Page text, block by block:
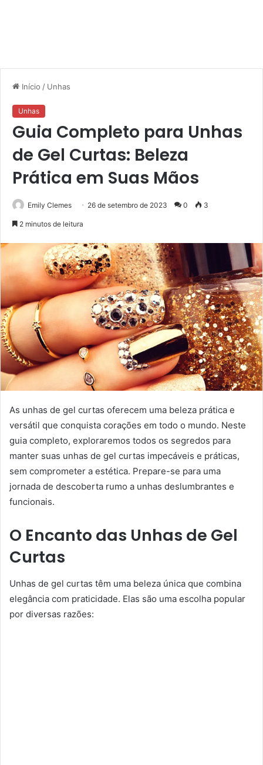
Início / Unhas
Unhas
Guia Completo para Unhas
de Gel Curtas: Beleza
Prática em Suas Mãos
Emily Clemes 26 de setembro de 2023 0 3
2 minutos de leitura
As unhas de gel curtas oferecem uma beleza prática e
versátil que conquista corações em todo o mundo. Neste
guia completo, exploraremos todos os segredos para
manter suas unhas de gel curtas impecáveis e práticas,
sem comprometer a estética. Prepare-se para uma
jornada de descoberta rumo a unhas deslumbrantes e
funcionais.
O Encanto das Unhas de Gel
Curtas
Unhas de gel curtas têm uma beleza única que combina
elegância com praticidade. Elas são uma escolha popular
por diversas razões: